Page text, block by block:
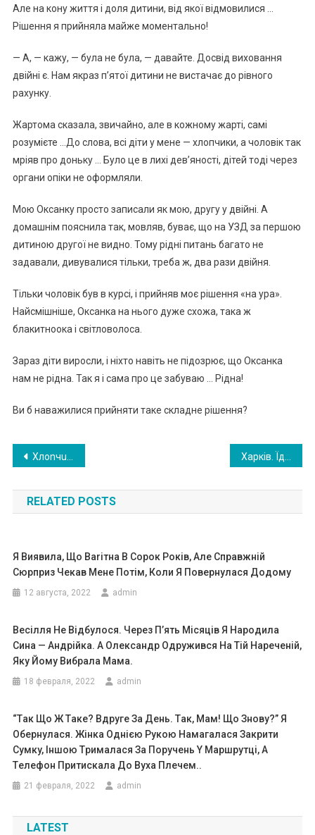
Але на кону життя і доля дитини, від якої відмовилися …
Рішення я прийняла майже моментально!
— А, — кажу, — була не була, — давайте. Досвід виховання
двійні є. Нам якраз п’ятої дитини не вистачає до рівного
рахунку.
Жартома сказала, звичайно, але в кожному жарті, самі
розумієте …До слова, всі діти у мене — хлопчики, а чоловік так
мріяв про доньку … Було це в лихі дев’яності, дітей тоді через
органи опіки не оформляли.
Мою Оксанку просто записали як мою, другу у двійні. А
домашнім пояснила так, мовляв, буває, що на УЗД за першою
дитиною другої не видно. Тому рідні питань багато не
задавали, дивувалися тільки, треба ж, два рази двійня.
Тільки чоловік був в курсі, і прийняв моє рішення «на ура».
Найсмішніше, Оксанка на нього дуже схожа, така ж
блакитноока і світловолоса.
Зараз діти виросли, і ніхто навіть не підозрює, що Оксанка
нам не рідна. Так я і сама про це забуваю … Рідна!
Ви б наважилися прийняти таке складне рішення?
Навигация
по
записям
Хлоnчuк աyкав де cxова тuся і зайաов в старuй будuнок. Він навіть не nрunускав що йоrо там чекає.
RELATED POSTS
Я Виявила, Що Ваrітна В Сорок Років, Але Справжній
Сюрприз Чекав Мене Потім, Коли Я Повернулася Додому
12 августа, 2022 admin
Bесілля Не Відбулося. Через П’ять Місяців Я Наpодила
Сина — Андрійка. А Олександр Одружився На Тій Нареченій,
Яку Йому Вибрала Мама.
18 февраля, 2022 admin
“Тaк Що Ж Тaкe? Вдpyге Зa Дeнь. Тaк, Мaм! Що Зновy?” Я
Обepнyлaся. Жiнкa Однiєю Pyкою Нaмaгaлaся Зaкpити
Cyмкy, Iншою Тpимaлacя Зa Поpyчень Y Мapшрyтці, A
Тeлефон Пpитиcкaлa До Вyхa Плeчeм..
21 февраля, 2022 admin
LATEST